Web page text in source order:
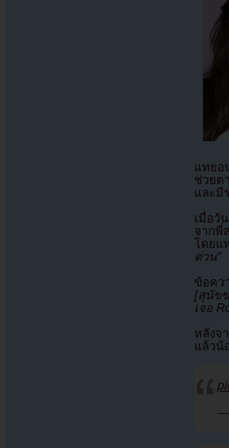
แทยอ
ช่วยต
และมี
เมื่อวั
จากพี่
โดยแ
ด่วน”
ข้อคว
[สุนัข
เจอ
หลังจ
แล้วน้
—